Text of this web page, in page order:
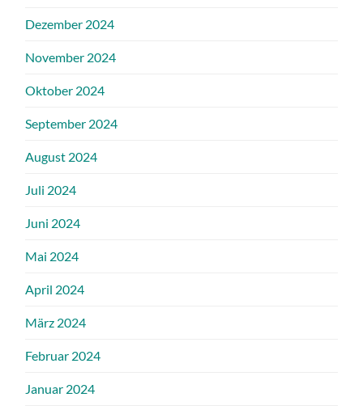
Dezember 2024
November 2024
Oktober 2024
September 2024
August 2024
Juli 2024
Juni 2024
Mai 2024
April 2024
März 2024
Februar 2024
Januar 2024